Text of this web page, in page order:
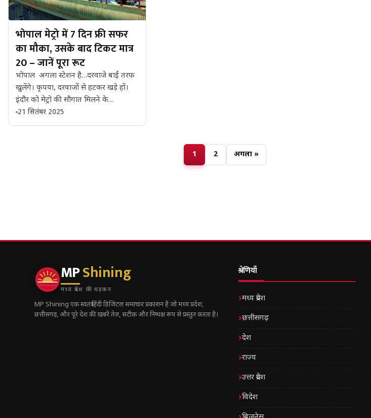
भोपाल मेट्रो में 7 दिन फ्री सफर
का मौका, उसके बाद टिकट मात्र
₹20 – जानें पूरा रूट
भोपाल अगला स्टेशन है…दरवाजे बाईं तरफ
खुलेंगे। कृपया, दरवाजों से हटकर खड़े हों।
इंदौर को मेट्रो की सौगात मिलने के…
21 सितंबर 2025
1 2 अगला »
MPShining
मध्य प्रदेश की धड़कन
MP Shining एक स्वतंत्र हिंदी डिजिटल समाचार प्रकाशन है जो मध्य प्रदेश,
छत्तीसगढ़, और पूरे देश की ख़बरें तेज़, सटीक और निष्पक्ष रूप से प्रस्तुत करता है।
श्रेणियाँ
मध्य प्रदेश
छत्तीसगढ़
देश
राज्य
उत्तर प्रदेश
विदेश